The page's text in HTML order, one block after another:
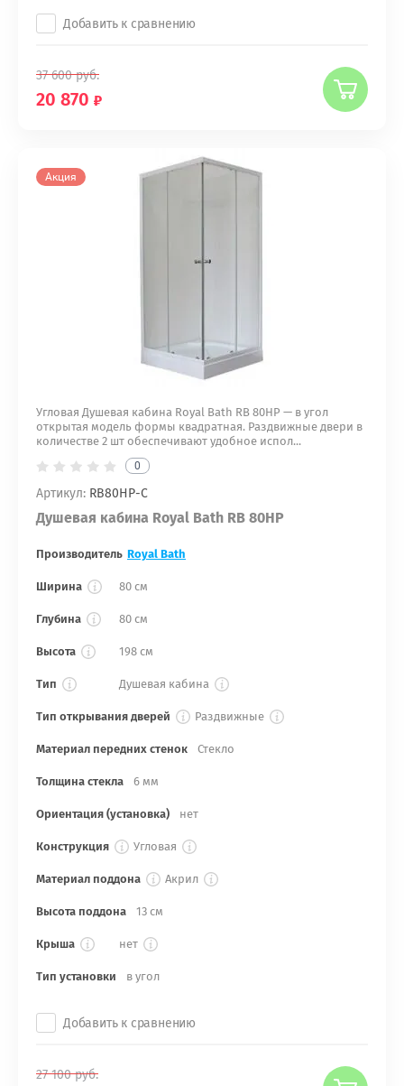
Добавить к сравнению
37 600руб.
20 870
Акция
Угловая Душевая кабина Royal Bath RB 80HP — в угол
открытая модель формы квадратная. Раздвижные двери в
количестве 2 шт обеспечивают удобное испол...
0
Артикул: RB80HP-C
Душевая кабина Royal Bath RB 80HP
Производитель Royal Bath
Ширина 80 см
Глубина 80 см
Высота 198 см
Тип Душевая кабина
Тип открывания дверей Раздвижные
Материал передних стенок Стекло
Толщина стекла 6 мм
Ориентация (установка) нет
Конструкция Угловая
Материал поддона Акрил
Высота поддона 13 см
Крыша нет
Тип установки в угол
Добавить к сравнению
27 100руб.